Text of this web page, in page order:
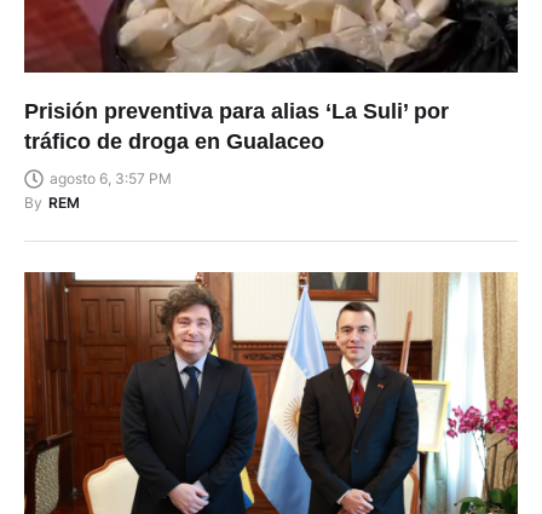
Prisión preventiva para alias ‘La Suli’ por
tráfico de droga en Gualaceo
agosto 6, 3:57 PM
By REM